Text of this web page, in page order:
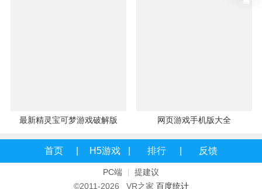
最新精灵宝可梦游戏破解版 网页游戏手机版大全
首页 H5游戏 排行 反馈
PC端 |
提建议
©2011-2026 VR之家 百度统计